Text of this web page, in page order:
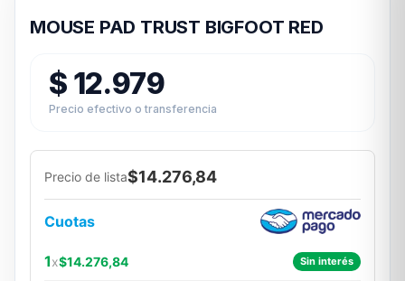
MOUSE PAD TRUST BIGFOOT RED
$ 12.979
Precio efectivo o transferencia
Precio de lista$14.276,84
Cuotas
1x$14.276,84 Sin interés